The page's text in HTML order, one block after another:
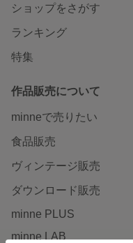
ショップをさがす
ランキング
特集
作品販売について
minneで売りたい
食品販売
ヴィンテージ販売
ダウンロード販売
minne PLUS
minne LAB